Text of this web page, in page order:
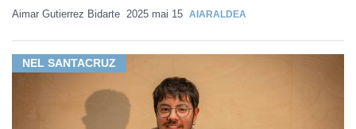
Aimar Gutierrez Bidarte 2025 mai 15 AIARALDEA
NEL SANTACRUZ